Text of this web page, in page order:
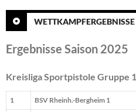
WETTKAMPFERGEBNISSE
Ergebnisse Saison 2025
Kreisliga Sportpistole Gruppe 1
1 BSV Rheinh.-Bergheim 1